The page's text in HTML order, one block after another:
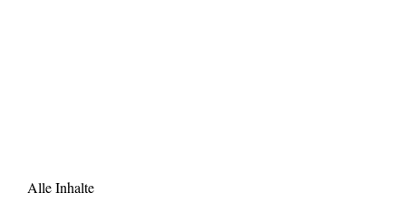
Alle Inhalte